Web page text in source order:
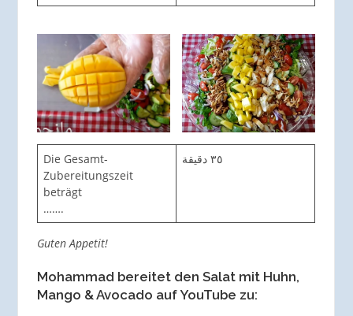
Die Gesamt-
Zubereitungszeit
beträgt
…….
٣٥ دقيقة
Guten Appetit!
Mohammad bereitet den Salat mit Huhn,
Mango & Avocado auf YouTube zu: